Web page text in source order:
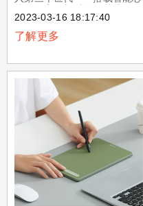
小，却汇聚复杂精密的集成工
艺，为手绘笔性能表现及材质
结构带来革命性的优化和升
实而自然”的宗旨，极其接近
传统画笔的使用体验，让科技
更自然，让创意更强大。小小
芯片，承载无限。
2023-03-16 18:17:40
了解更多